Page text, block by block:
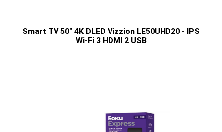
Smart TV 50" 4K DLED Vizzion LE50UHD20 - IPS
Wi-Fi 3 HDMI 2 USB